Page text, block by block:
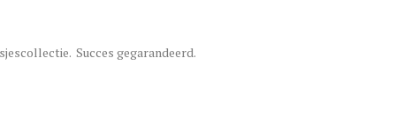
Succes gegarandeerd.